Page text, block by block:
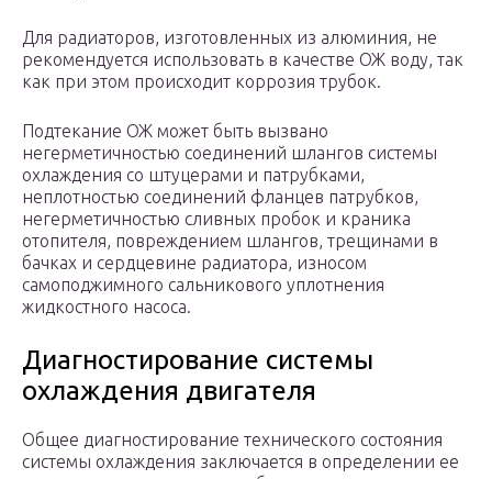
Для радиаторов, изготовленных из алюминия, не
рекомендуется использовать в качестве ОЖ воду, так
как при этом происходит коррозия трубок.
Подтекание ОЖ может быть вызвано
негерметичностью соединений шлангов системы
охлаждения со штуцерами и патрубками,
неплотностью соединений фланцев патрубков,
негерметичностью сливных пробок и краника
отопителя, повреждением шлангов, трещинами в
бачках и сердцевине радиатора, износом
самоподжимного сальникового уплотнения
жидкостного насоса.
Диагностирование системы
охлаждения двигателя
Общее диагностирование технического состояния
системы охлаждения заключается в определении ее